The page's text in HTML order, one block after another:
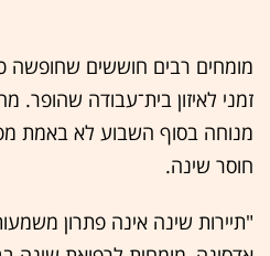
מומחים רבים חוששים שחופשה
זמני לאיזון בית־עבודה
מנוחה בסוף השבוע לא באמת
חוסר שינה.
"תיירות שינה אינה פתרון